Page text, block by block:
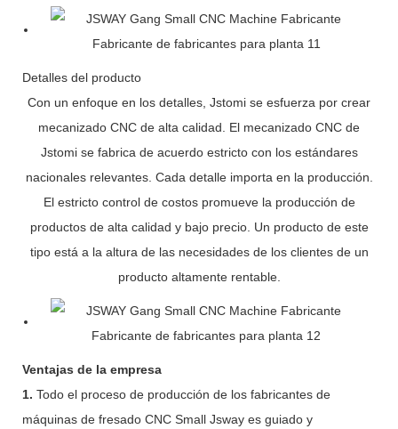
Detalles del producto
Con un enfoque en los detalles, Jstomi se esfuerza por crear
mecanizado CNC de alta calidad. El mecanizado CNC de
Jstomi se fabrica de acuerdo estricto con los estándares
nacionales relevantes. Cada detalle importa en la producción.
El estricto control de costos promueve la producción de
productos de alta calidad y bajo precio. Un producto de este
tipo está a la altura de las necesidades de los clientes de un
producto altamente rentable.
Ventajas de la empresa
1. Todo el proceso de producción de los fabricantes de
máquinas de fresado CNC Small Jsway es guiado y